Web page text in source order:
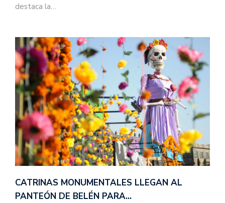
destaca la…
CATRINAS MONUMENTALES LLEGAN AL
PANTEÓN DE BELÉN PARA…